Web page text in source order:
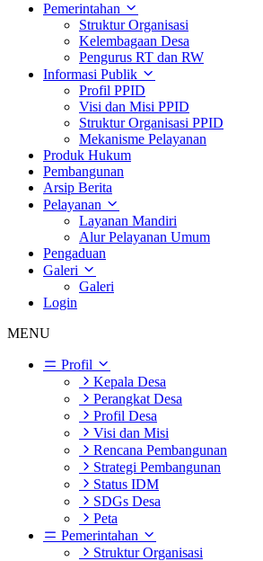
Pemerintahan
Struktur Organisasi
Kelembagaan Desa
Pengurus RT dan RW
Informasi Publik
Profil PPID
Visi dan Misi PPID
Struktur Organisasi PPID
Mekanisme Pelayanan
Produk Hukum
Pembangunan
Arsip Berita
Pelayanan
Layanan Mandiri
Alur Pelayanan Umum
Pengaduan
Galeri
Galeri
Login
MENU
Profil
Kepala Desa
Perangkat Desa
Profil Desa
Visi dan Misi
Rencana Pembangunan
Strategi Pembangunan
Status IDM
SDGs Desa
Peta
Pemerintahan
Struktur Organisasi